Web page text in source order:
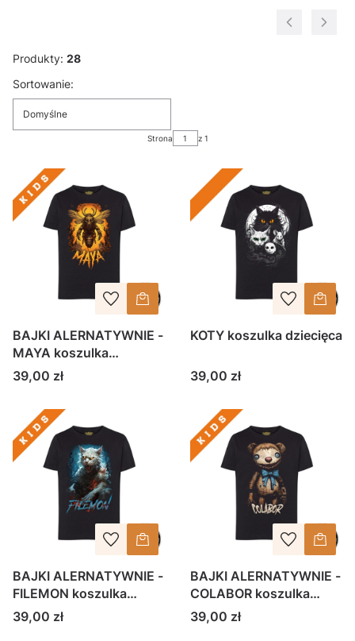
Produkty: 28
Lista produktów
Sortowanie:
Domyślne
Strona z 1
BAJKI ALERNATYWNIE -
MAYA koszulka
dziecięca
Cena
39,00 zł
KOTY koszulka dziecięca
Cena
39,00 zł
BAJKI ALERNATYWNIE -
FILEMON koszulka
dziecięca
Cena
39,00 zł
BAJKI ALERNATYWNIE -
COLABOR koszulka
dziecięca
Cena
39,00 zł